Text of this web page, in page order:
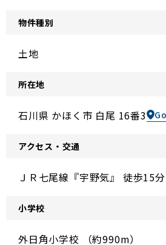
物件種別
土地
所在地
石川県 かほく市 白尾 16番3
アクセス・交通
ＪＲ七尾線『宇野気』 徒歩15分
小学校
外日角小学校 （約990m）